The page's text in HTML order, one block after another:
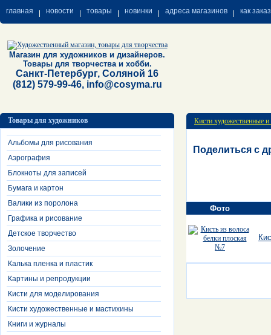
главная новости товары новинки адреса магазинов как
Магазин для художников и дизайнеров.
Товары для творчества и хобби.
Санкт-Петербург, Соляной 16
(812) 579-99-46, info@cosyma.ru
Товары для художников
Альбомы для рисования
Аэрография
Блокноты для записей
Бумага и картон
Валики из поролона
Графика и рисование
Детское творчество
Золочение
Калька пленка и пластик
Картины и репродукции
Кисти для моделирования
Кисти художественные и мастихины
Книги и журналы
Кисти художественные
Поделиться с
Фото